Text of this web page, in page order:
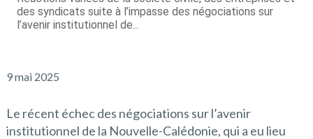
des syndicats suite à l’impasse des négociations sur
l’avenir institutionnel de...
9 mai 2025
Le récent échec des négociations sur l’avenir
institutionnel de la Nouvelle-Calédonie, qui a eu lieu